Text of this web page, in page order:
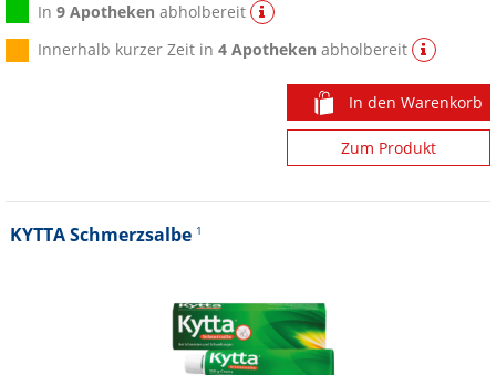
In9 Apotheken abholbereit
Innerhalb kurzer Zeit in4 Apotheken abholbereit
In den Warenkorb
Zum Produkt
KYTTA Schmerzsalbe 1